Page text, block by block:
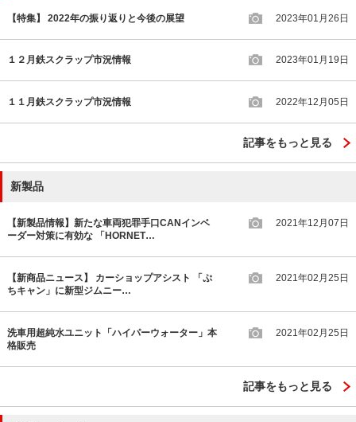
【特集】 2022年の振り返りと今後の展望 2023年01月26日
１２月鉄スクラップ市況情報 2023年01月19日
１１月鉄スクラップ市況情報 2022年12月05日
記事をもっと見る
新製品
【新製品情報】新たな車両犯罪手口CANインベ
ーダー対策に有効な 「HORNET…
2021年12月07日
【新商品ニュース】 カーショップアシスト 「ぷ
ちキャン」に新型ジムニー…
2021年02月25日
洗車用超純水ユニット「ハイパーウォーター」本
格販売
2021年02月25日
記事をもっと見る